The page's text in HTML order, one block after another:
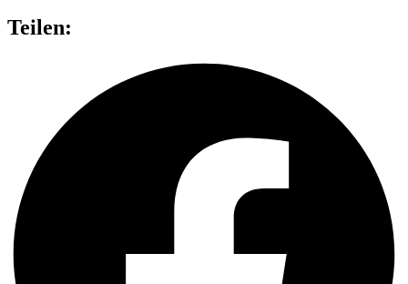
Teilen: